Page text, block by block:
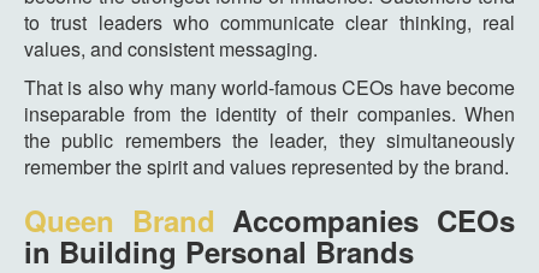
to trust leaders who communicate clear thinking, real
values, and consistent messaging.
That is also why many world-famous CEOs have become
inseparable from the identity of their companies. When
the public remembers the leader, they simultaneously
remember the spirit and values represented by the brand.
Queen Brand Accompanies CEOs
in Building Personal Brands